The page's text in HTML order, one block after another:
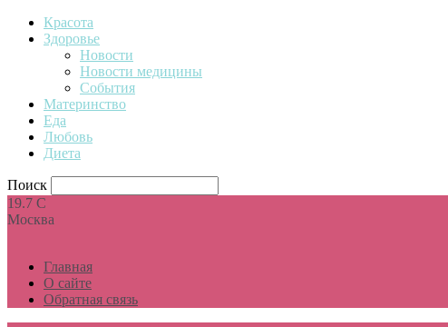
Красота
Здоровье
Новости
Новости медицины
События
Материнство
Еда
Любовь
Диета
Поиск
19.7 C
Москва
Главная
О сайте
Обратная связь